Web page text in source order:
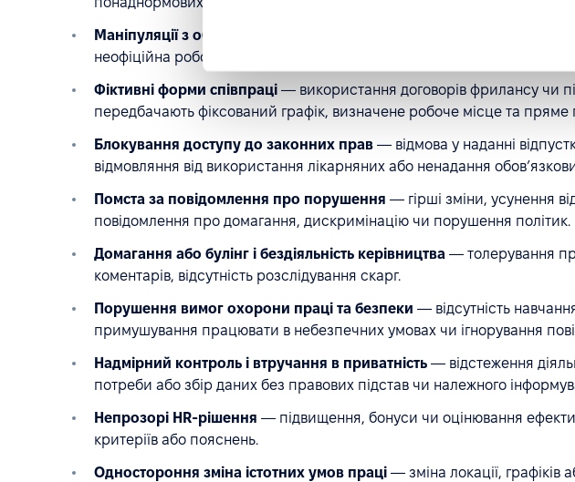
Маніпуляції з обліком робочого часу
неофіційна робота «в тіні» або фальсифікація графіків.
Фіктивні форми співпраці — використання договорів фрилансу чи
передбачають фіксований графік, визначене робоче місце та пряме
Блокування доступу до законних прав — відмова у наданні
відмовляння від використання лікарняних або ненадання
Помста за повідомлення про порушення — гірші зміни, усунення
повідомлення про домагання, дискримінацію чи порушення політик.
Домагання або булінг і бездіяльність керівництва — толерування
коментарів, відсутність розслідування скарг.
Порушення вимог охорони праці та безпеки — відсутність
примушування працювати в небезпечних умовах чи ігнорування
Надмірний контроль і втручання в приватність — відстеження
потреби або збір даних без правових підстав чи належного
Непрозорі HR-рішення — підвищення, бонуси чи оцінювання
критеріїв або пояснень.
Одностороння зміна істотних умов праці — зміна локації, графіків